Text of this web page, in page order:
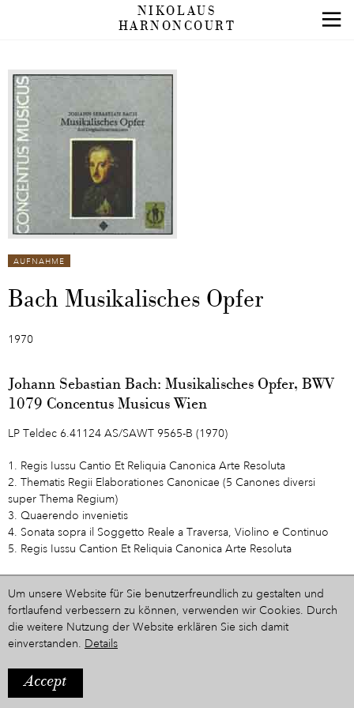
NIKOLAUS
HARNONCOURT
AUFNAHME
Bach Musikalisches Opfer
1970
Johann Sebastian Bach: Musikalisches Opfer, BWV
1079 Concentus Musicus Wien
LP Teldec 6.41124 AS/SAWT 9565-B (1970)
1. Regis Iussu Cantio Et Reliquia Canonica Arte Resoluta
2. Thematis Regii Elaborationes Canonicae (5 Canones diversi
super Thema Regium)
3. Quaerendo invenietis
4. Sonata sopra il Soggetto Reale a Traversa, Violino e Continuo
5. Regis Iussu Cantion Et Reliquia Canonica Arte Resoluta
Zur Zeitleiste
Ein Projekt aus dem Hause
Um unsere Website für Sie benutzerfreundlich zu gestalten und
fortlaufend verbessern zu können, verwenden wir Cookies. Durch
die weitere Nutzung der Website erklären Sie sich damit
einverstanden. Details
Accept